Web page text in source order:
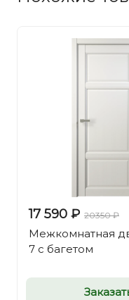
17 590 ₽ 20350 ₽
Межкомнатная
7 с багетом